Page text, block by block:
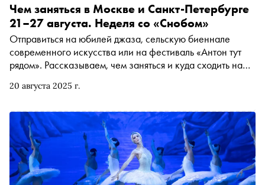
20 августа 2025 г.
Чем заняться в Москве и Санкт-Петербурге
21–27 августа. Неделя со «Снобом»
Отправиться на юбилей джаза, сельскую биеннале
современного искусства или на фестиваль «Антон тут
рядом». Рассказываем, чем заняться и куда сходить на